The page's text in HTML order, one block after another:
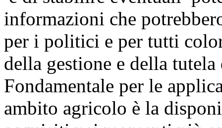
informazioni che
per i politici e per tutti
della gestione e della
Fondamentale per le
ambito agricolo è la